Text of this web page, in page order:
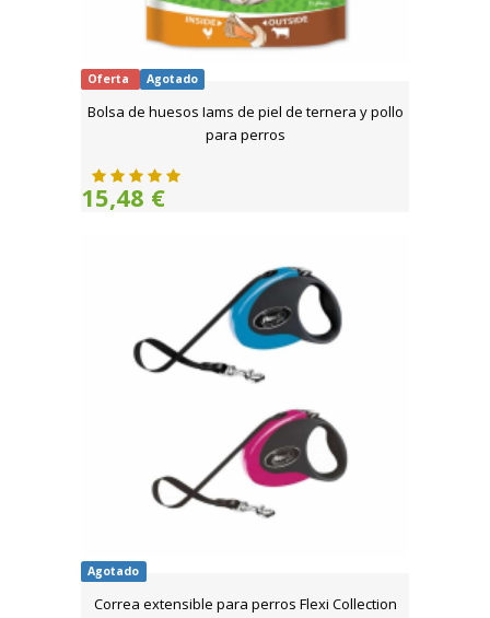
Oferta Agotado
Bolsa de huesos Iams de piel de ternera y pollo
para perros
15,48 €
Agotado
Correa extensible para perros Flexi Collection